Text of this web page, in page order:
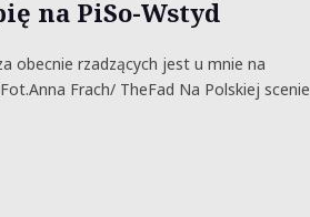
na PiSo-Wstyd
obecnie rzadzących jest u mnie na
Frach/ TheFad Na Polskiej scenie